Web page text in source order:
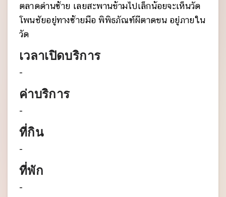
ตลาดด่านซ้าย เลยสะพานข้ามไปเล็กน้อยจะเห็นวัด
โพนชัยอยู่ทางซ้ายมือ พิพิธภัณฑ์ผีตาดขน อยู่ภายใน
วัด
เวลาเปิดบริการ
-
ค่าบริการ
-
ที่กิน
-
ที่พัก
-